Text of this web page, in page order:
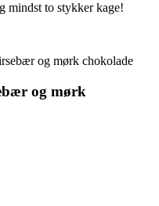
mindst to stykker kage!
og mørk